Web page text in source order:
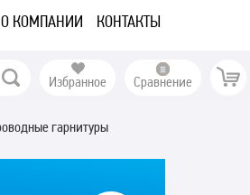
О КОМПАНИИ КОНТАКТЫ
Избранное Сравнение
гарнитуры